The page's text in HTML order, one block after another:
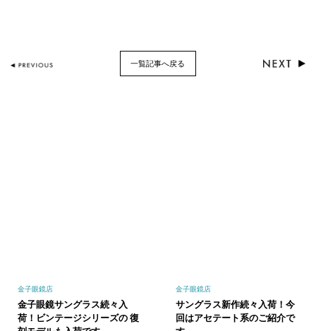
一覧記事へ戻る
金子眼鏡店
金子眼鏡サングラス続々入
荷！ビンテージシリーズの 復
金子眼鏡店
サングラス新作続々入荷！今
回はアセテート系のご紹介で